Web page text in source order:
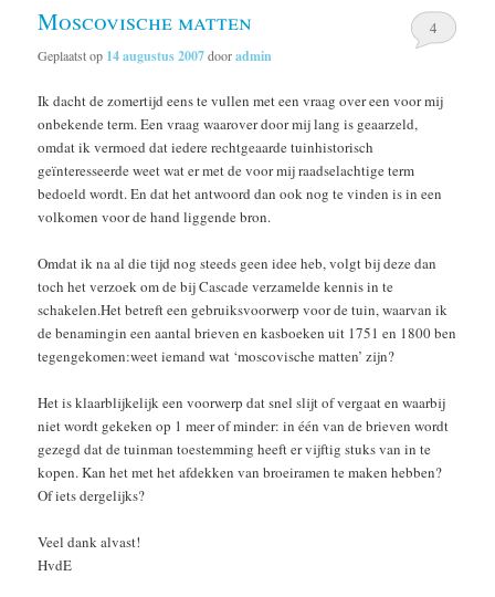
Moscovische matten
Geplaatst op 14 augustus 2007dooradmin
4
Ik dacht de zomertijd eens te vullen met een vraag over een voor mij
onbekende term. Een vraag waarover door mij lang is geaarzeld,
omdat ik vermoed dat iedere rechtgeaarde tuinhistorisch
geïnteresseerde weet wat er met de voor mij raadselachtige term
bedoeld wordt. En dat het antwoord dan ook nog te vinden is in een
volkomen voor de hand liggende bron.
Omdat ik na al die tijd nog steeds geen idee heb, volgt bij deze dan
toch het verzoek om de bij Cascade verzamelde kennis in te
schakelen.Het betreft een gebruiksvoorwerp voor de tuin, waarvan ik
de benamingin een aantal brieven en kasboeken uit 1751 en 1800 ben
tegengekomen:weet iemand wat ‘moscovische matten’ zijn?
Het is klaarblijkelijk een voorwerp dat snel slijt of vergaat en waarbij
niet wordt gekeken op 1 meer of minder: in één van de brieven wordt
gezegd dat de tuinman toestemming heeft er vijftig stuks van in te
kopen. Kan het met het afdekken van broeiramen te maken hebben?
Of iets dergelijks?
Veel dank alvast!
HvdE